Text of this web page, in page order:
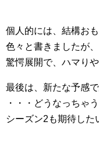
個人的には、結構お
色々と書きましたが
驚愕展開で、ハマり
最後は、新たな予感
・・・どうなっちゃ
シーズン2も期待した